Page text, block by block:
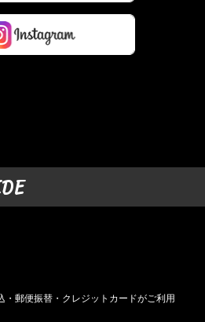
・郵便振替・クレジットカードがご利用